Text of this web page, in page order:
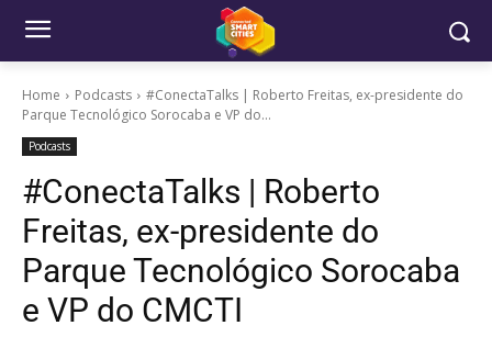
Home Podcasts
#ConectaTalks | Roberto Freitas, ex-presidente do
Parque Tecnológico Sorocaba e VP do...
Podcasts
#ConectaTalks | Roberto
Freitas, ex-presidente do
Parque Tecnológico Sorocaba
e VP do CMCTI